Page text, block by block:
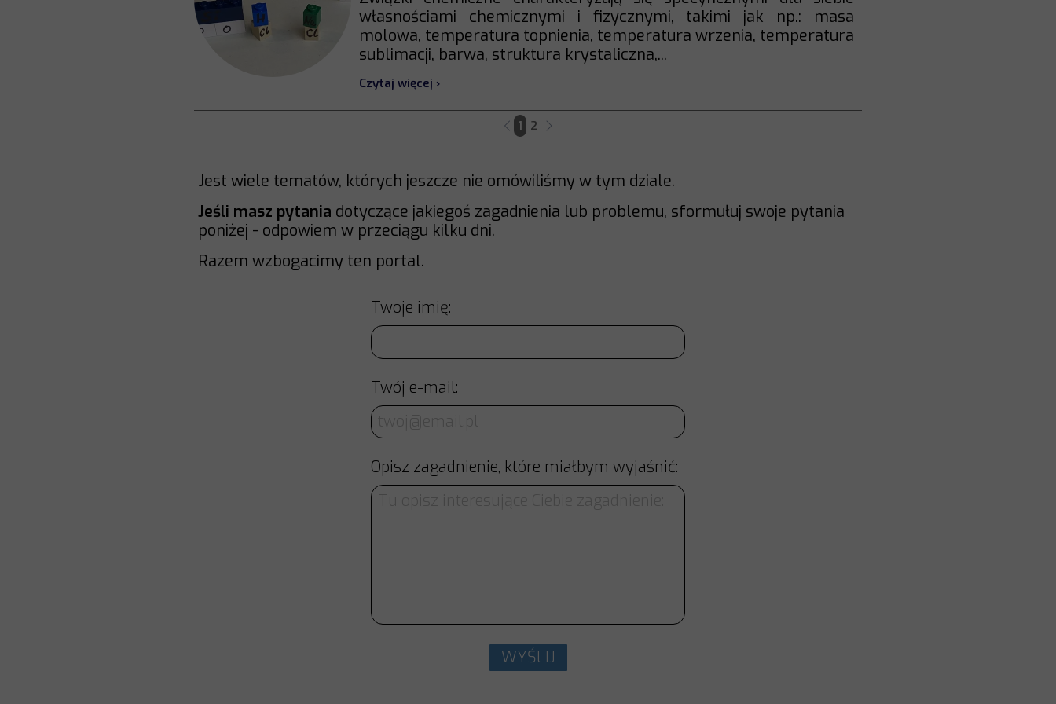
własnościami chemicznymi i fizycznymi, takimi jak np.: masa
molowa, temperatura topnienia, temperatura wrzenia, temperatura
sublimacji, barwa, struktura krystaliczna,...
Czytaj więcej ›
1 2
Jest wiele tematów, których jeszcze nie omówiliśmy w tym dziale.
Jeśli masz pytania dotyczące jakiegoś zagadnienia lub problemu, sformułuj swoje pytania
poniżej - odpowiem w przeciągu kilku dni.
Razem wzbogacimy ten portal.
Twoje imię:
Twój e-mail:
Opisz zagadnienie, które miałbym wyjaśnić:
WYŚLIJ